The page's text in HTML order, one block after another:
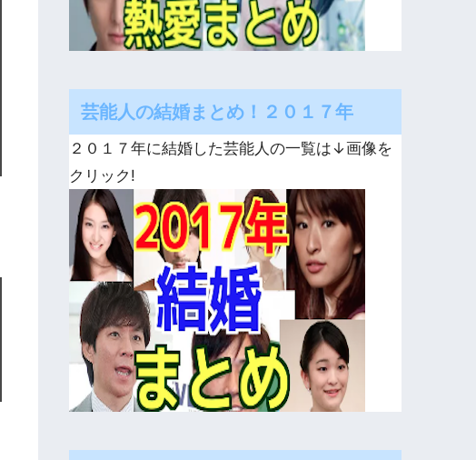
芸能人の結婚まとめ！２０１７年
２０１７年に結婚した芸能人の一覧は↓画像を
クリック!